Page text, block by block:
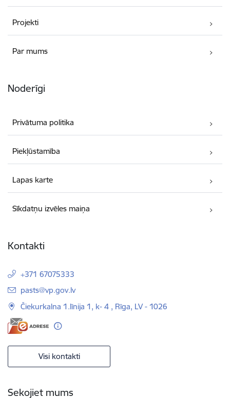
Projekti
Par mums
Noderīgi
Privātuma politika
Piekļūstamība
Lapas karte
Sīkdatņu izvēles maiņa
Kontakti
+371 67075333
E-pasts:
pasts@vp.gov.lv
Čiekurkalna 1.līnija 1, k- 4 , Rīga, LV - 1026
Visi kontakti
Sekojiet mums